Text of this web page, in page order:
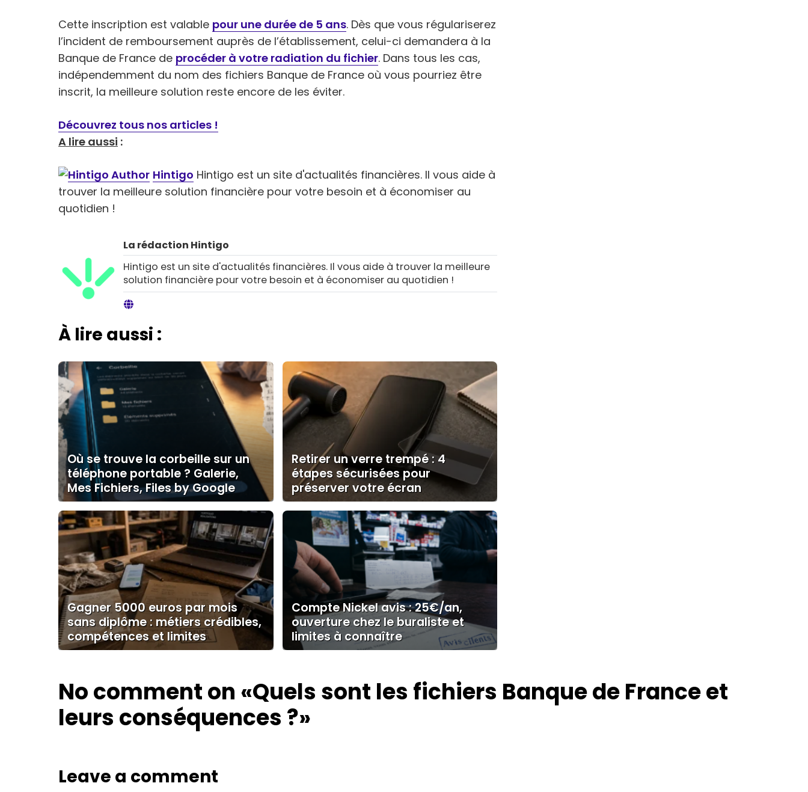
Cette inscription est valable pour une durée de 5 ans. Dès que vous régulariserez
l’incident de remboursement auprès de l’établissement, celui-ci demandera à la
Banque de France de procéder à votre radiation du fichier. Dans tous les cas,
indépendemment du nom des fichiers Banque de France où vous pourriez être
inscrit, la meilleure solution reste encore de les éviter.
Découvrez tous nos articles !
A lire aussi :
Hintigo Hintigo est un site d'actualités financières. Il vous aide à
trouver la meilleure solution financière pour votre besoin et à économiser au
quotidien !
La rédaction Hintigo
Hintigo est un site d'actualités financières. Il vous aide à trouver la meilleure
solution financière pour votre besoin et à économiser au quotidien !
À lire aussi :
Où se trouve la corbeille sur un
téléphone portable ? Galerie,
Mes Fichiers, Files by Google
Retirer un verre trempé : 4
étapes sécurisées pour
préserver votre écran
Gagner 5000 euros par mois
sans diplôme : métiers crédibles,
compétences et limites
Compte Nickel avis : 25€/an,
ouverture chez le buraliste et
limites à connaître
No comment on «Quels sont les fichiers Banque de France et
leurs conséquences ?»
Leave a comment